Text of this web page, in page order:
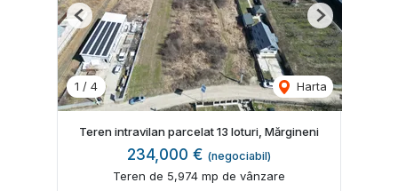
1 / 4 Harta
Previous Next
Teren intravilan parcelat 13 loturi, Mărgineni
234,000 € (negociabil)
Teren de 5,974 mp de vânzare